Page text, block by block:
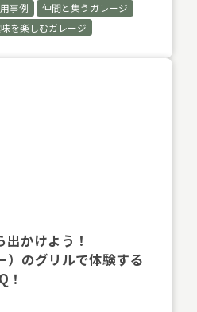
事例
仲間と集うガレージ
を楽しむガレージ
かけよう！
）のグリルで体験する
！